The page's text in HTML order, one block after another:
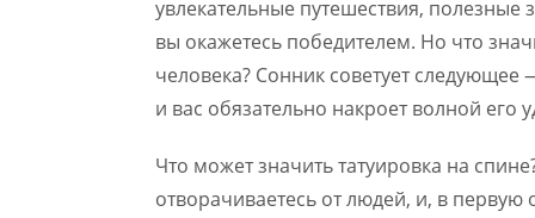
увлекательные путешествия, полезные
вы окажетесь победителем. Но что
человека? Сонник советует
и вас обязательно накроет волной его
Что может значить татуировка на
отворачиваетесь от людей, и, в первую